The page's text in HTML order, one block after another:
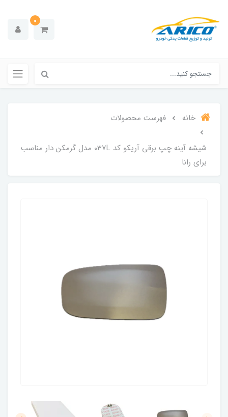
0
خانه فهرست محصولات
شیشه آینه چپ برقی آریکو کد 037L مدل گرمکن دار مناسب
برای رانا